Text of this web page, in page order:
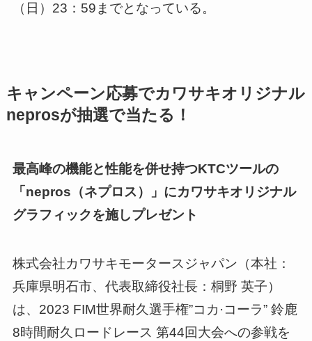
（日）23：59までとなっている。
キャンペーン応募でカワサキオリジナル
neprosが抽選で当たる！
最高峰の機能と性能を併せ持つKTCツールの
「nepros（ネプロス）」にカワサキオリジナル
グラフィックを施しプレゼント
株式会社カワサキモータースジャパン（本社：
兵庫県明石市、代表取締役社長：桐野 英子）
は、2023 FIM世界耐久選手権”コカ·コーラ” 鈴鹿
8時間耐久ロードレース 第44回大会への参戦を